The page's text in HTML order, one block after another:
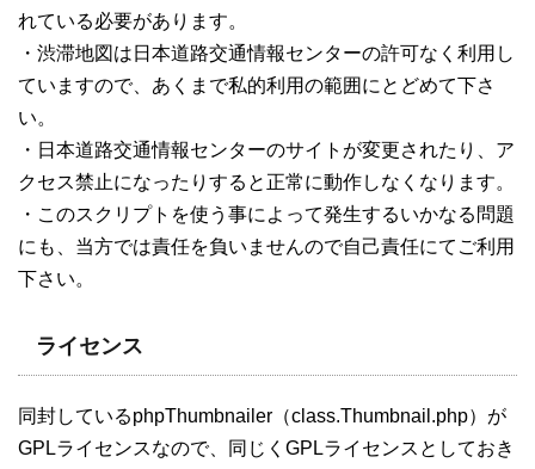
れている必要があります。
・渋滞地図は日本道路交通情報センターの許可なく利用し
ていますので、あくまで私的利用の範囲にとどめて下さ
い。
・日本道路交通情報センターのサイトが変更されたり、ア
クセス禁止になったりすると正常に動作しなくなります。
・このスクリプトを使う事によって発生するいかなる問題
にも、当方では責任を負いませんので自己責任にてご利用
下さい。
ライセンス
同封しているphpThumbnailer（class.Thumbnail.php）が
GPLライセンスなので、同じくGPLライセンスとしておき